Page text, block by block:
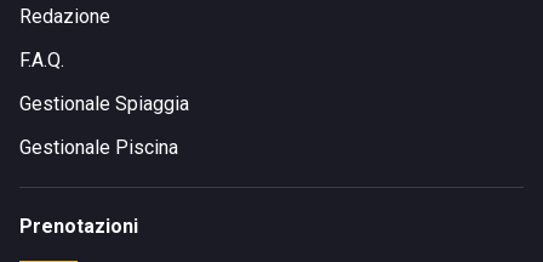
Redazione
F.A.Q.
Gestionale Spiaggia
Gestionale Piscina
Prenotazioni